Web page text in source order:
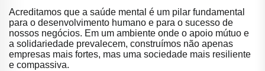
Acreditamos que a saúde mental é um pilar fundamental
para o desenvolvimento humano e para o sucesso de
nossos negócios. Em um ambiente onde o apoio mútuo e
a solidariedade prevalecem, construímos não apenas
empresas mais fortes, mas uma sociedade mais resiliente
e compassiva.